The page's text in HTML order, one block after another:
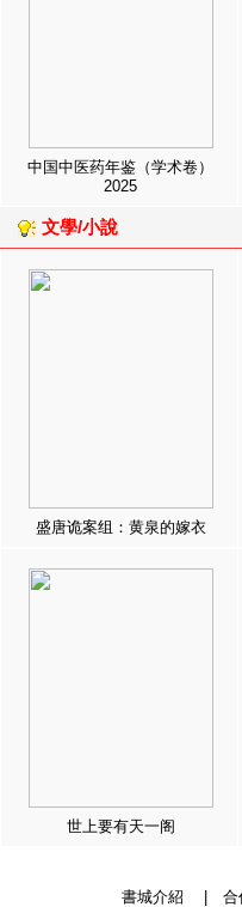
中国中医药年鉴（学术卷）
2025
文學/小說
盛唐诡案组：黄泉的嫁衣
世上要有天一阁
書城介紹 合